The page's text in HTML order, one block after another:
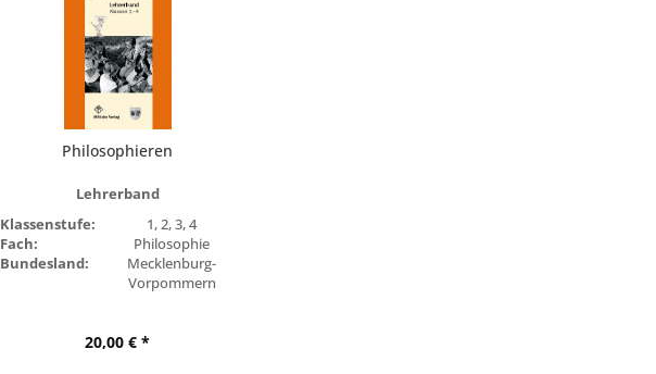
Philosophieren
Lehrerband
Klassenstufe:
1, 2, 3, 4
Fach:
Philosophie
Bundesland:
Mecklenburg-
Vorpommern
20,00 € *